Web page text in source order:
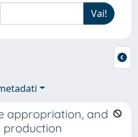
appropriation, and